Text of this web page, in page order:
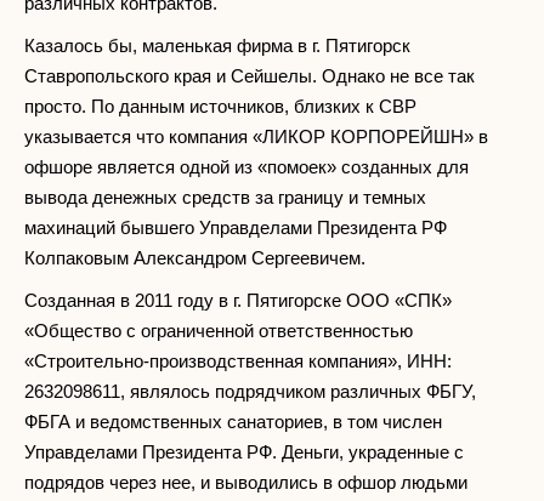
Казалось бы, маленькая фирма в г. Пятигорск
Ставропольского края и Сейшелы. Однако не все так
просто. По данным источников, близких к СВР
указывается что компания «ЛИКОР КОРПОРЕЙШН» в
офшоре является одной из «помоек» созданных для
вывода денежных средств за границу и темных
махинаций бывшего Управделами Президента РФ
Колпаковым Александром Сергеевичем.
Созданная в 2011 году в г. Пятигорске ООО «СПК»
«Общество с ограниченной ответственностью
«Строительно-производственная компания», ИНН:
2632098611, являлось подрядчиком различных ФБГУ,
ФБГА и ведомственных санаториев, в том числен
Управделами Президента РФ. Деньги, украденные с
подрядов через нее, и выводились в офшор людьми